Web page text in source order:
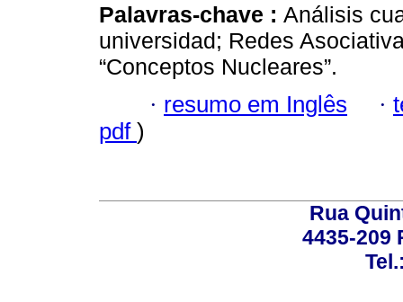
Palavras-chave : Análisis
universidad; Redes
“Conceptos Nucleares”.
· resumo em Inglês ·
pdf )
Rua
4435-209